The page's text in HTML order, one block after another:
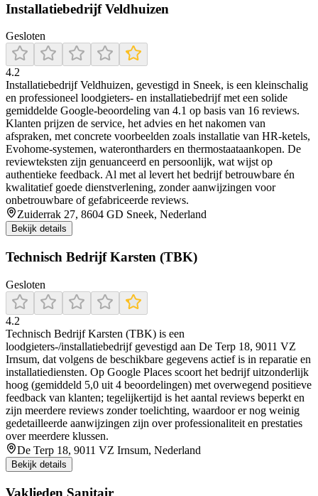
Installatiebedrijf Veldhuizen
Gesloten
4.2
Installatiebedrijf Veldhuizen, gevestigd in Sneek, is een kleinschalig
en professioneel loodgieters- en installatiebedrijf met een solide
gemiddelde Google-beoordeling van 4.1 op basis van 16 reviews.
Klanten prijzen de service, het advies en het nakomen van
afspraken, met concrete voorbeelden zoals installatie van HR-ketels,
Evohome-systemen, waterontharders en thermostaataankopen. De
reviewteksten zijn genuanceerd en persoonlijk, wat wijst op
authentieke feedback. Al met al levert het bedrijf betrouwbare én
kwalitatief goede dienstverlening, zonder aanwijzingen voor
onbetrouwbare of gefabriceerde reviews.
Zuiderrak 27, 8604 GD Sneek, Nederland
Bekijk details
Technisch Bedrijf Karsten (TBK)
Gesloten
4.2
Technisch Bedrijf Karsten (TBK) is een
loodgieters-/installatiebedrijf gevestigd aan De Terp 18, 9011 VZ
Irnsum, dat volgens de beschikbare gegevens actief is in reparatie en
installatiediensten. Op Google Places scoort het bedrijf uitzonderlijk
hoog (gemiddeld 5,0 uit 4 beoordelingen) met overwegend positieve
feedback van klanten; tegelijkertijd is het aantal reviews beperkt en
zijn meerdere reviews zonder toelichting, waardoor er nog weinig
gedetailleerde aanwijzingen zijn over professionaliteit en prestaties
over meerdere klussen.
De Terp 18, 9011 VZ Irnsum, Nederland
Bekijk details
Vaklieden Sanitair